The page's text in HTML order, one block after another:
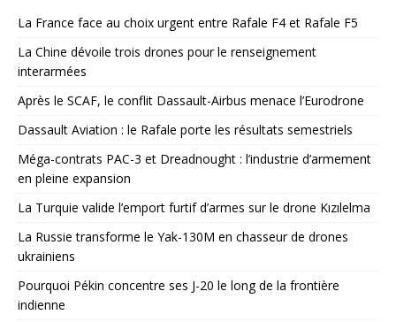
La France face au choix urgent entre Rafale F4 et Rafale F5
La Chine dévoile trois drones pour le renseignement
interarmées
Après le SCAF, le conflit Dassault-Airbus menace l’Eurodrone
Dassault Aviation : le Rafale porte les résultats semestriels
Méga-contrats PAC-3 et Dreadnought : l’industrie d’armement
en pleine expansion
La Turquie valide l’emport furtif d’armes sur le drone Kızılelma
La Russie transforme le Yak-130M en chasseur de drones
ukrainiens
Pourquoi Pékin concentre ses J-20 le long de la frontière
indienne